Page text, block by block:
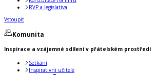
RVP a legislativa
Vstoupit
Komunita
Inspirace a vzájemné sdílení v přátelském prostředí
Setkání
Inspirativní učitelé